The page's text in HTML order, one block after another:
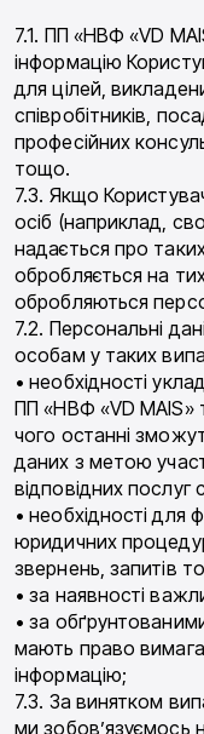
7.1. ПП «НВФ «VD
інформацію
для цілей,
співробітників,
професійних
тощо.
7.3. Якщо
осіб (наприклад,
надається про
обробляється на
обробляються
7.2. Персональні
особам у таких
• необхідності
ПП «НВФ «VD MAIS»
чого останні
даних з метою
відповідних послуг
• необхідності для
юридичних
звернень, запитів
• за наявності
• за
мають право
інформацію;
7.3. За винятком
ми зобов’язуємось